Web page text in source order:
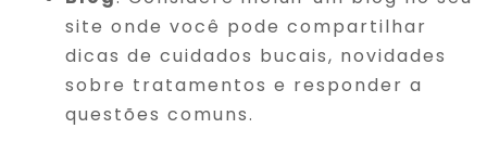
site onde você pode compartilhar
dicas de cuidados bucais, novidades
sobre tratamentos e responder a
questões comuns.